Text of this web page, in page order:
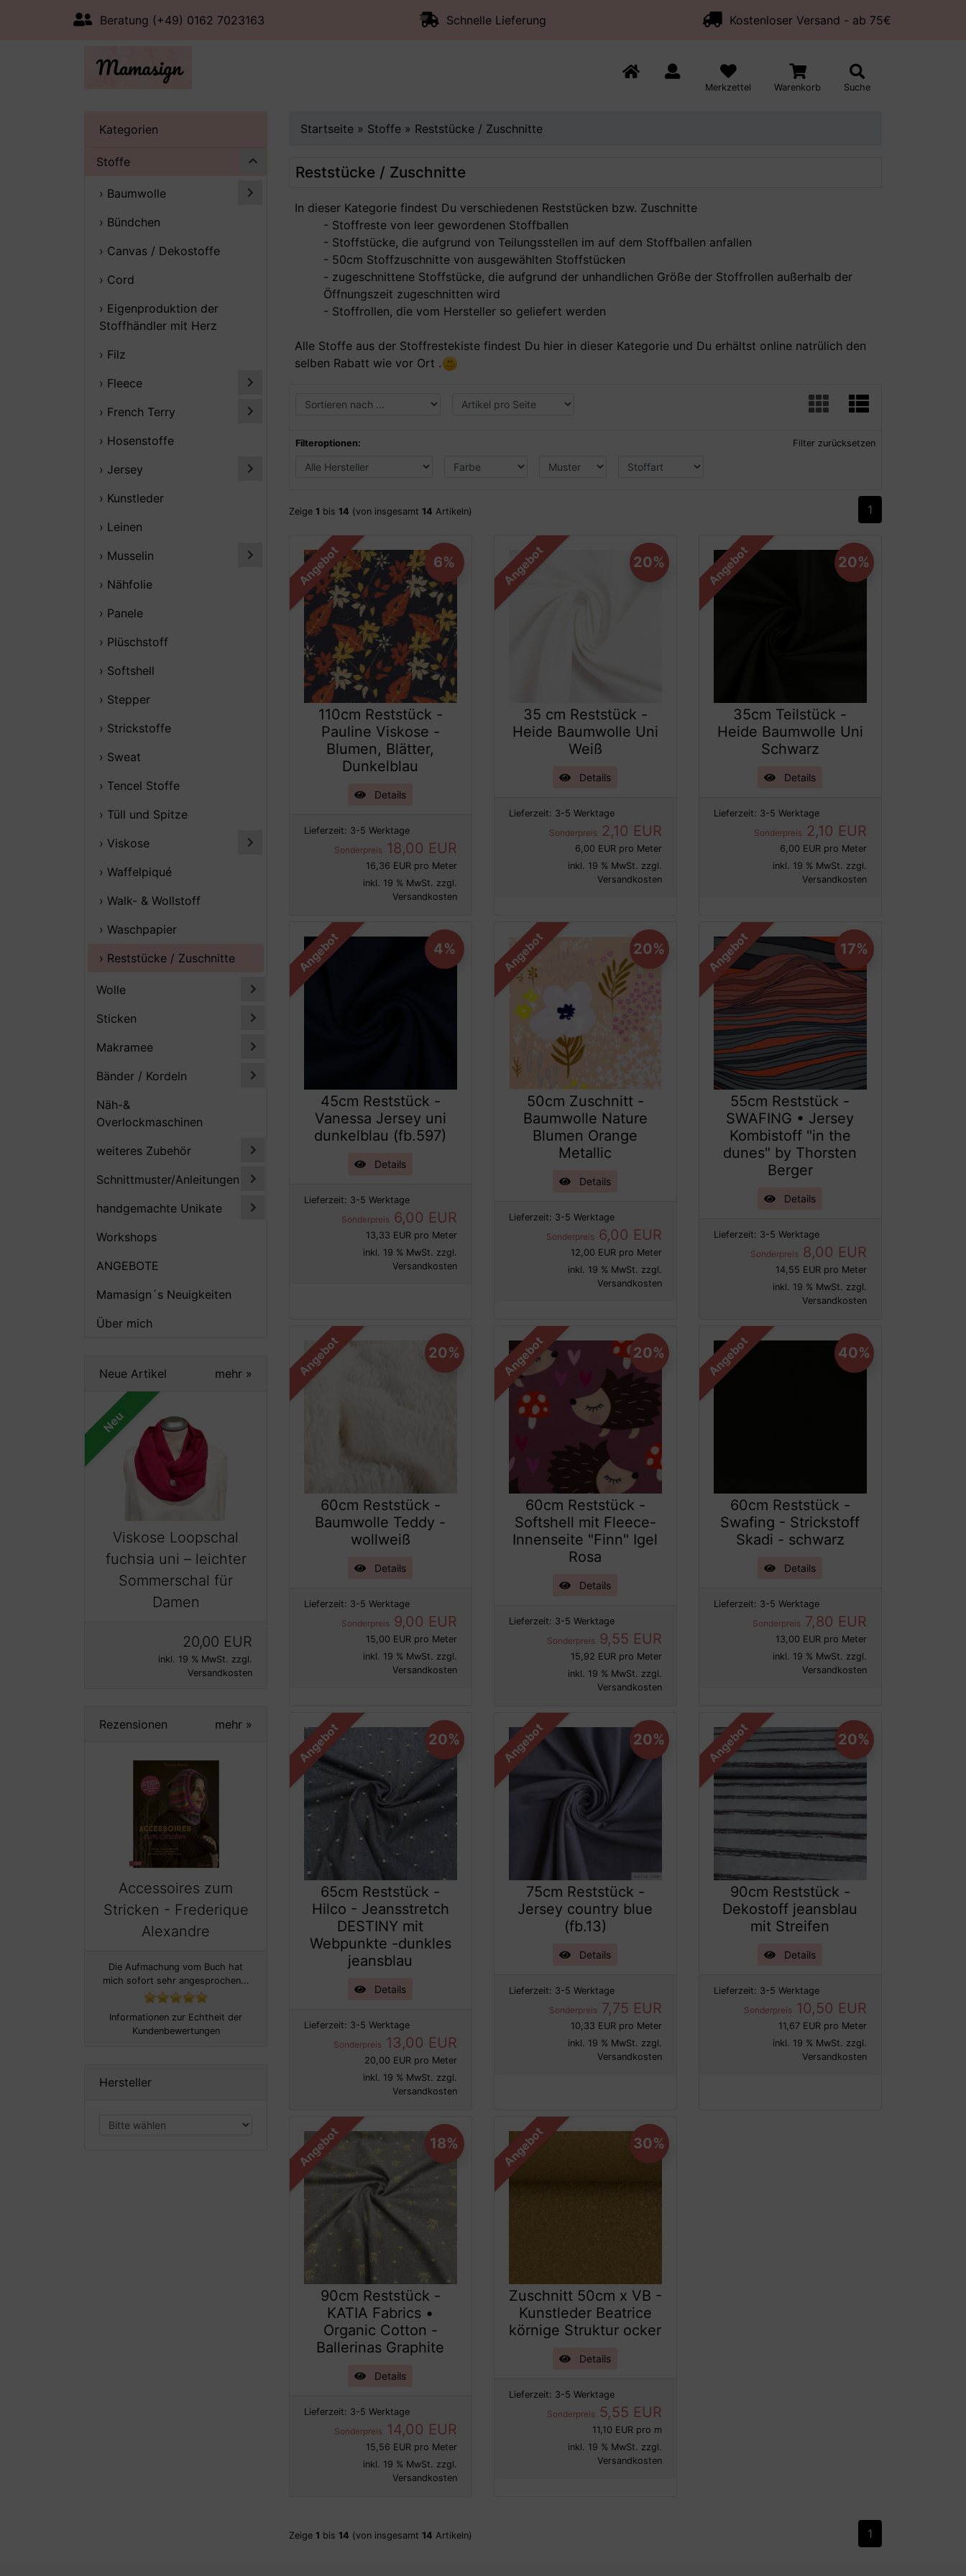
Beratung (+49) 0162 7023163 Schnelle Lieferung Kostenloser Versand - ab 75€
Merkzettel Warenkorb Suche
Kategorien
Stoffe
› Baumwolle
› Bündchen
› Canvas / Dekostoffe
› Cord
› Eigenproduktion der
Stoffhändler mit Herz
› Filz
› Fleece
› French Terry
› Hosenstoffe
› Jersey
› Kunstleder
› Leinen
› Musselin
› Nähfolie
› Panele
› Plüschstoff
› Softshell
› Stepper
› Strickstoffe
› Sweat
› Tencel Stoffe
› Tüll und Spitze
› Viskose
› Waffelpiqué
› Walk- & Wollstoff
› Waschpapier
› Reststücke / Zuschnitte
Wolle
Sticken
Makramee
Bänder / Kordeln
Näh-&
Overlockmaschinen
weiteres Zubehör
Schnittmuster/Anleitungen
handgemachte Unikate
Workshops
ANGEBOTE
Mamasign´s Neuigkeiten
Über mich
Neue Artikel mehr »
Neu
Viskose Loopschal
fuchsia uni – leichter
Sommerschal für
Damen
20,00 EUR
inkl. 19 % MwSt. zzgl.
Versandkosten
Rezensionen mehr »
Accessoires zum
Stricken - Frederique
Alexandre
Die Aufmachung vom Buch hat
mich sofort sehr angesprochen...
Informationen zur Echtheit der
Kundenbewertungen
Hersteller
Startseite » Stoffe » Reststücke / Zuschnitte
Reststücke / Zuschnitte
In dieser Kategorie findest Du verschiedenen Reststücken bzw. Zuschnitte
- Stoffreste von leer gewordenen Stoffballen
- Stoffstücke, die aufgrund von Teilungsstellen im auf dem Stoffballen anfallen
- 50cm Stoffzuschnitte von ausgewählten Stoffstücken
- zugeschnittene Stoffstücke, die aufgrund der unhandlichen Größe der Stoffrollen außerhalb der
Öffnungszeit zugeschnitten wird
- Stoffrollen, die vom Hersteller so geliefert werden
Alle Stoffe aus der Stoffrestekiste findest Du hier in dieser Kategorie und Du erhältst online natrülich den
selben Rabatt wie vor Ort .
Filteroptionen: Filter zurücksetzen
Zeige 1 bis 14 (von insgesamt 14 Artikeln) 1
Angebot
110cm Reststück -
Pauline Viskose -
Blumen, Blätter,
Dunkelblau
Details
Lieferzeit: 3-5 Werktage
Sonderpreis18,00 EUR
6%
16,36 EUR pro Meter
inkl. 19 % MwSt. zzgl.
Versandkosten
Angebot
35 cm Reststück -
Heide Baumwolle Uni
Weiß
Details
Lieferzeit: 3-5 Werktage
Sonderpreis2,10 EUR
20%
6,00 EUR pro Meter
inkl. 19 % MwSt. zzgl.
Versandkosten
Angebot
35cm Teilstück -
Heide Baumwolle Uni
Schwarz
Details
Lieferzeit: 3-5 Werktage
Sonderpreis2,10 EUR
20%
6,00 EUR pro Meter
inkl. 19 % MwSt. zzgl.
Versandkosten
Angebot
45cm Reststück -
Vanessa Jersey uni
dunkelblau (fb.597)
Details
Lieferzeit: 3-5 Werktage
Sonderpreis6,00 EUR
4%
13,33 EUR pro Meter
inkl. 19 % MwSt. zzgl.
Versandkosten
Angebot
50cm Zuschnitt -
Baumwolle Nature
Blumen Orange
Metallic
Details
Lieferzeit: 3-5 Werktage
Sonderpreis6,00 EUR
20%
12,00 EUR pro Meter
inkl. 19 % MwSt. zzgl.
Versandkosten
Angebot
55cm Reststück -
SWAFING • Jersey
Kombistoff "in the
dunes" by Thorsten
Berger
Details
Lieferzeit: 3-5 Werktage
Sonderpreis8,00 EUR
17%
14,55 EUR pro Meter
inkl. 19 % MwSt. zzgl.
Versandkosten
Angebot
60cm Reststück -
Baumwolle Teddy -
wollweiß
Details
Lieferzeit: 3-5 Werktage
Sonderpreis9,00 EUR
20%
15,00 EUR pro Meter
inkl. 19 % MwSt. zzgl.
Versandkosten
Angebot
60cm Reststück -
Softshell mit Fleece-
Innenseite "Finn" Igel
Rosa
Details
Lieferzeit: 3-5 Werktage
Sonderpreis9,55 EUR
20%
15,92 EUR pro Meter
inkl. 19 % MwSt. zzgl.
Versandkosten
Angebot
60cm Reststück -
Swafing - Strickstoff
Skadi - schwarz
Details
Lieferzeit: 3-5 Werktage
Sonderpreis7,80 EUR
40%
13,00 EUR pro Meter
inkl. 19 % MwSt. zzgl.
Versandkosten
Angebot
65cm Reststück -
Hilco - Jeansstretch
DESTINY mit
Webpunkte -dunkles
jeansblau
Details
Lieferzeit: 3-5 Werktage
Sonderpreis13,00 EUR
20%
20,00 EUR pro Meter
inkl. 19 % MwSt. zzgl.
Versandkosten
Angebot
75cm Reststück -
Jersey country blue
(fb.13)
Details
Lieferzeit: 3-5 Werktage
Sonderpreis7,75 EUR
20%
10,33 EUR pro Meter
inkl. 19 % MwSt. zzgl.
Versandkosten
Angebot
90cm Reststück -
Dekostoff jeansblau
mit Streifen
Details
Lieferzeit: 3-5 Werktage
Sonderpreis10,50 EUR
20%
11,67 EUR pro Meter
inkl. 19 % MwSt. zzgl.
Versandkosten
Angebot
90cm Reststück -
KATIA Fabrics •
Organic Cotton -
Ballerinas Graphite
Details
Lieferzeit: 3-5 Werktage
Sonderpreis14,00 EUR
18%
15,56 EUR pro Meter
inkl. 19 % MwSt. zzgl.
Versandkosten
Angebot
Zuschnitt 50cm x VB -
Kunstleder Beatrice
körnige Struktur ocker
Details
Lieferzeit: 3-5 Werktage
Sonderpreis5,55 EUR
30%
11,10 EUR pro m
inkl. 19 % MwSt. zzgl.
Versandkosten
Zeige 1 bis 14 (von insgesamt 14 Artikeln) 1